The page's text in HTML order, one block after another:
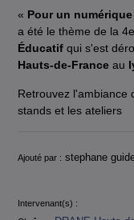
« Pour un
a été le thème de la
Éducatif qui s'est
Hauts-de-France au
Retrouvez l'ambiance
stands et les ateliers
Ajouté par : stephane
Intervenant(s) :